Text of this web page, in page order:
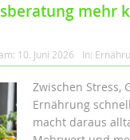
mehr
am: 10. Juni 2026 In:
Zwischen Stress,
Ernährung
macht daraus